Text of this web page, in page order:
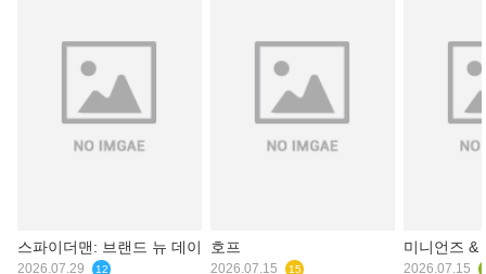
스파이더맨: 브랜드 뉴 데이
2026.07.29 12
호프
2026.07.15 15
미니언즈 &
2026.07.15